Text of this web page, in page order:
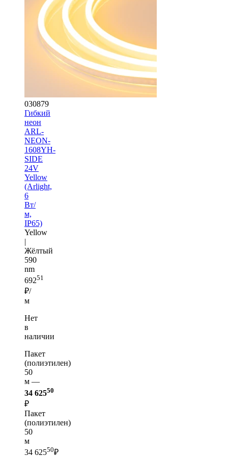
030879
Гибкий
неон
ARL-
NEON-
1608YH-
SIDE
24V
Yellow
(Arlight,
6
Вт/
м,
IP65)
Yellow
|
Жёлтый
590
nm
69251
₽/
м
Нет
в
наличии
Пакет
(полиэтилен)
50
м —
34 62550
₽
Пакет
(полиэтилен)
50
м
34 62550₽